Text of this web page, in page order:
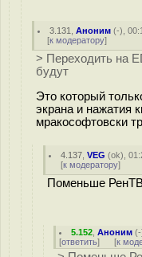
3.131 ,Аноним (-),
[к модератору]
> Переходить на
будут
Это который
экрана и нажатия
мракософтовски
4.137 ,VEG (ok),
[к модератору]
Поменьше
5.152 ,Аноним (-
[ответить] [к